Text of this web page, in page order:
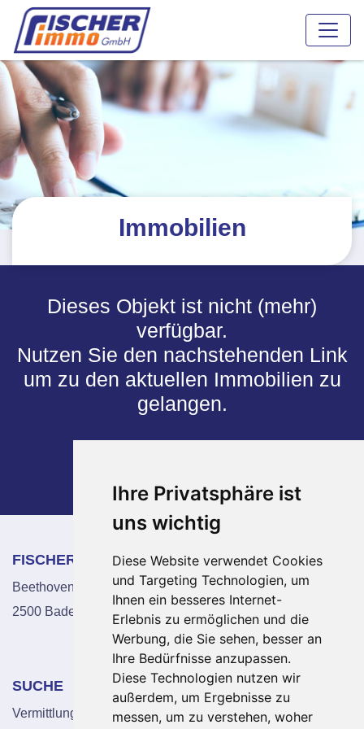
Ihre Privatsphäre ist
uns wichtig
Diese Website verwendet Cookies
und Targeting Technologien, um
Ihnen ein besseres Internet-
Erlebnis zu ermöglichen und die
Werbung, die Sie sehen, besser an
Ihre Bedürfnisse anzupassen.
Diese Technologien nutzen wir
außerdem, um Ergebnisse zu
messen, um zu verstehen, woher
Immobilien
Dieses Objekt ist nicht (mehr)
verfügbar.
Nutzen Sie den nachstehenden Link
um zu den aktuellen Immobilien zu
gelangen.
FISCHER IMMO
Beethovengasse 2
2500 Baden
KONTAKT
Tel.: 0676 3830420
Fax: 02252 225241
office@fischerimmo.at
SUCHE
Vermittlung
ÜBER UNS
Über uns